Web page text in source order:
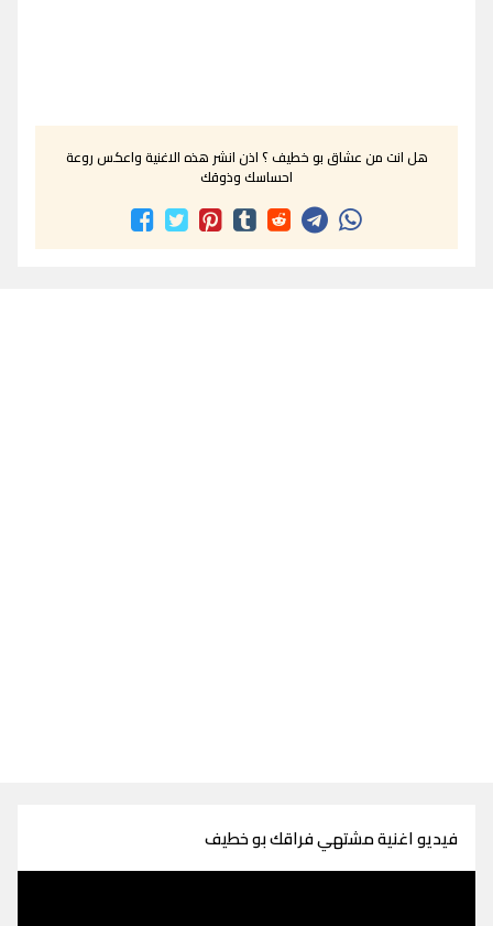
هل انت من عشاق بو خطيف ؟ اذن انشر هذه الاغنية واعكس روعة
احساسك وذوقك
فيديو اغنية مشتهي فراقك بو خطيف